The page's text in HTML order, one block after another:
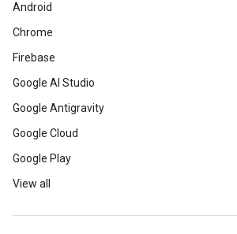
Android
Chrome
Firebase
Google AI Studio
Google Antigravity
Google Cloud
Google Play
View all